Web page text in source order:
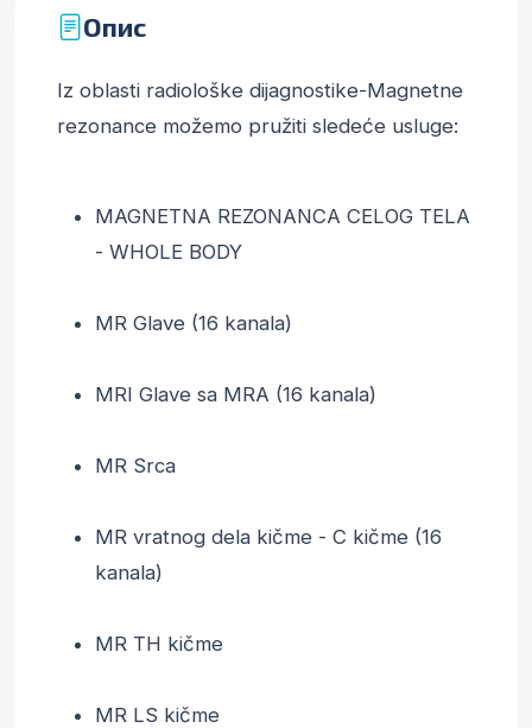
Опис
Iz oblasti radiološke dijagnostike-Magnetne
rezonance možemo pružiti sledeće usluge:
MAGNETNA REZONANCA CELOG TELA
- WHOLE BODY
MR Glave (16 kanala)
MRI Glave sa MRA (16 kanala)
MR Srca
MR vratnog dela kičme - C kičme (16
kanala)
MR TH kičme
MR LS kičme